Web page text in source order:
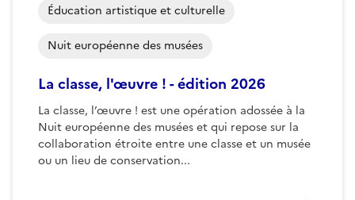
La classe, l'œuvre ! - édition 2026
La classe, l’œuvre ! est une opération adossée à la
Nuit européenne des musées et qui repose sur la
collaboration étroite entre une classe et un musée
ou un lieu de conservation...
Éducation artistique et culturelle
Nuit européenne des musées